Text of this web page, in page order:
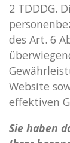
2 TDDDG.
des Art. 6
Website
effektiven
Sie haben